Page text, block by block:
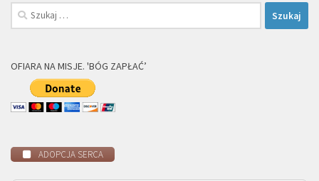
Szukaj:
OFIARA NA MISJE. 'BÓG ZAPŁAĆ’
ADOPCJA SERCA